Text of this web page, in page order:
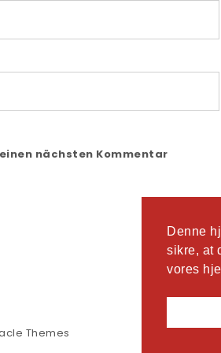
nächsten Kommentar
Themes
Denne
sikre, at
vores